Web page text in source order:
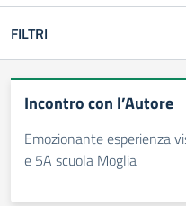
FILTRI
Incontro con l’Autore
Emozionante esperienza
e 5A scuola Moglia